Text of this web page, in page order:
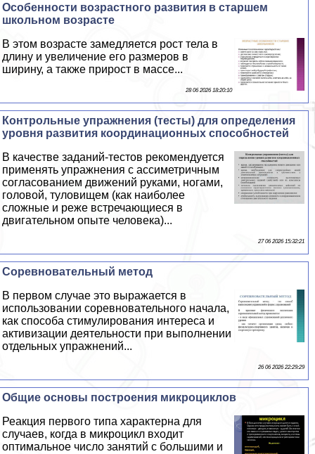
Особенности возрастного развития в старшем
школьном возрасте
В этом возрасте замедляется рост тела в
длину и увеличение его размеров в
ширину, а также прирост в массе...
28 06 2026 18:20:10
Контрольные упражнения (тесты) для определения
уровня развития координационных способностей
В качестве заданий-тестов рекомендуется
применять упражнения с ассиметричным
согласованием движений руками, ногами,
головой, туловищем (как наиболее
сложные и реже встречающиеся в
двигательном опыте человека)...
27 06 2026 15:32:21
Соревновательный метод
В первом случае это выражается в
использовании соревновательного начала,
как способа стимулирования интереса и
активизации деятельности при выполнении
отдельных упражнений...
26 06 2026 22:29:29
Общие основы построения микроциклов
Реакция первого типа хаpaктерна для
случаев, когда в микроцикл входит
оптимальное число занятий с большими и